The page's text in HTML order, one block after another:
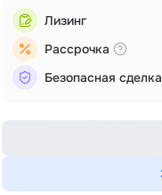
Лизинг
Рассрочка
Безопасная сделка